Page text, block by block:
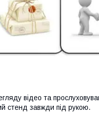
відео та
стенд завжди під рукою.